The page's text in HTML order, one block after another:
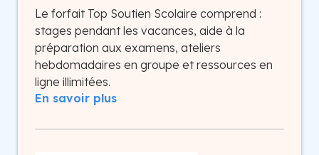
Le forfait Top Soutien Scolaire comprend :
stages pendant les vacances, aide à la
préparation aux examens, ateliers
hebdomadaires en groupe et ressources en
ligne illimitées.
En savoir plus